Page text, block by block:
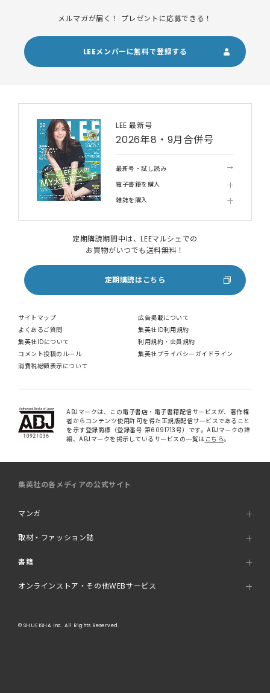
メルマガが届く！ プレゼントに応募できる！
LEEメンバーに無料で登録する
LEE 最新号
2026年8・9月合併号
最新号・試し読み
電子書籍を購入
雑誌を購入
定期購読期間中は、LEEマルシェでの
お買物がいつでも送料無料！
定期購読はこちら
サイトマップ
広告掲載について
よくあるご質問
集英社ID利用規約
集英社IDについて
利用規約・会員規約
コメント投稿のルール
集英社プライバシーガイドライン
消費税総額表示について
ABJマークは、この電子書店・電子書籍配信サービスが、著作権
者からコンテンツ使用許可を得た正規版配信サービスであること
を示す登録商標（登録番号 第6091713号）です。ABJマークの詳
細、ABJマークを掲示しているサービスの一覧は こちら。
集英社の各メディアの公式サイト
マンガ
取材・ファッション誌
書籍
オンラインストア・その他WEBサービス
© SHUEISHA Inc. All Rights Reserved.